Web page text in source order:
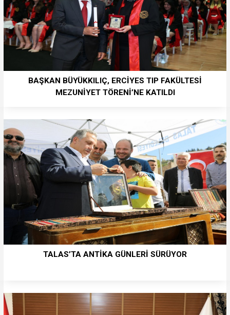
BAŞKAN BÜYÜKKILIÇ, ERCİYES TIP FAKÜLTESİ
MEZUNİYET TÖRENİ’NE KATILDI
TALAS’TA ANTİKA GÜNLERİ SÜRÜYOR